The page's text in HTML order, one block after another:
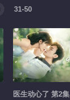
31-50
医生动心了 第2集